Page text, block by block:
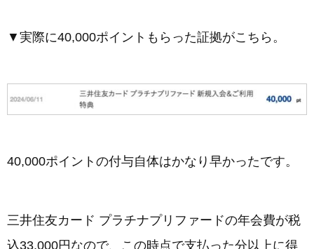
▼実際に40,000ポイントもらった証拠がこちら。
40,000ポイントの付与自体はかなり早かったです。
三井住友カード プラチナプリファードの年会費が税
込33,000円なので、この時点で支払った分以上に得